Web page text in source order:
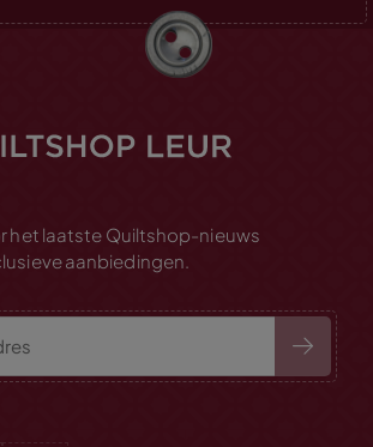
het laatste Quiltshop-nieuws
aanbiedingen.